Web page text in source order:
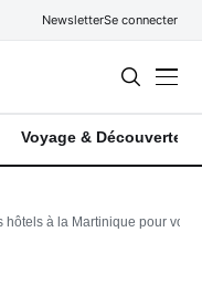
NewsletterSe connecter
Voyage & Découverte
hôtels à la Martinique pour vos